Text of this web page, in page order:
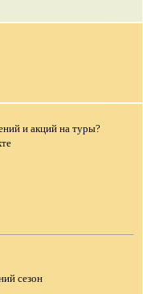
и акций на туры?
сезон